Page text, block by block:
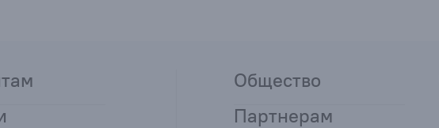
Общество
Партнерам